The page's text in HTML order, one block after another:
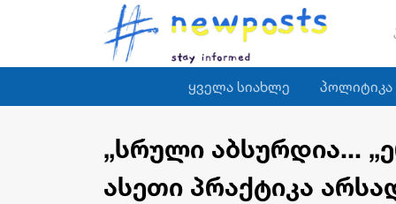
ყველა სიახლე პოლიტიკა
„სრული აბსურდია...
ასეთი პრაქტიკა